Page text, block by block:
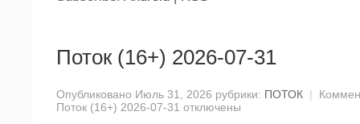
Поток (16+) 2026-07-31
Опубликовано Июль 31, 2026 рубрики: ПОТОК |
Поток (16+) 2026-07-31 отключены